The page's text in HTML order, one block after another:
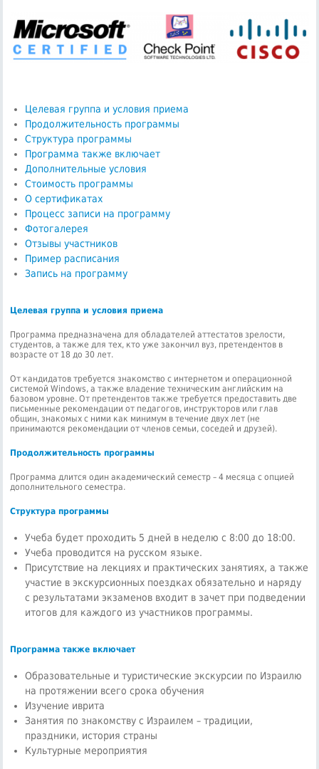
Целевая группа и условия приема
Продолжительность программы
Структура программы
Программа также включает
Дополнительные условия
Стоимость программы
О сертификатах
Процесс записи на программу
Фотогалерея
Отзывы участников
Пример расписания
Запись на программу
Целевая группа и условия приема
Программа предназначена для обладателей аттестатов зрелости,
студентов, а также для тех, кто уже закончил вуз, претендентов в
возрасте от 18 до 30 лет.
От кандидатов требуется знакомство с интернетом и операционной
системой Windows, а также владение техническим английским на
базовом уровне. От претендентов также требуется предоставить две
письменные рекомендации от педагогов, инструкторов или глав
общин, знакомых с ними как минимум в течение двух лет (не
принимаются рекомендации от членов семьи, соседей и друзей).
Продолжительность программы
Программа длится один академический семестр – 4 месяца с опцией
дополнительного семестра.
Структура программы
Учеба будет проходить 5 дней в неделю с 8:00 до 18:00.
Учеба проводится на русском языке.
Присутствие на лекциях и практических занятиях, а также
участие в экскурсионных поездках обязательно и наряду
с результатами экзаменов входит в зачет при подведении
итогов для каждого из участников программы.
Программа также включает
Образовательные и туристические экскурсии по Израилю
на протяжении всего срока обучения
Изучение иврита
Занятия по знакомству с Израилем – традиции,
праздники, история страны
Культурные мероприятия